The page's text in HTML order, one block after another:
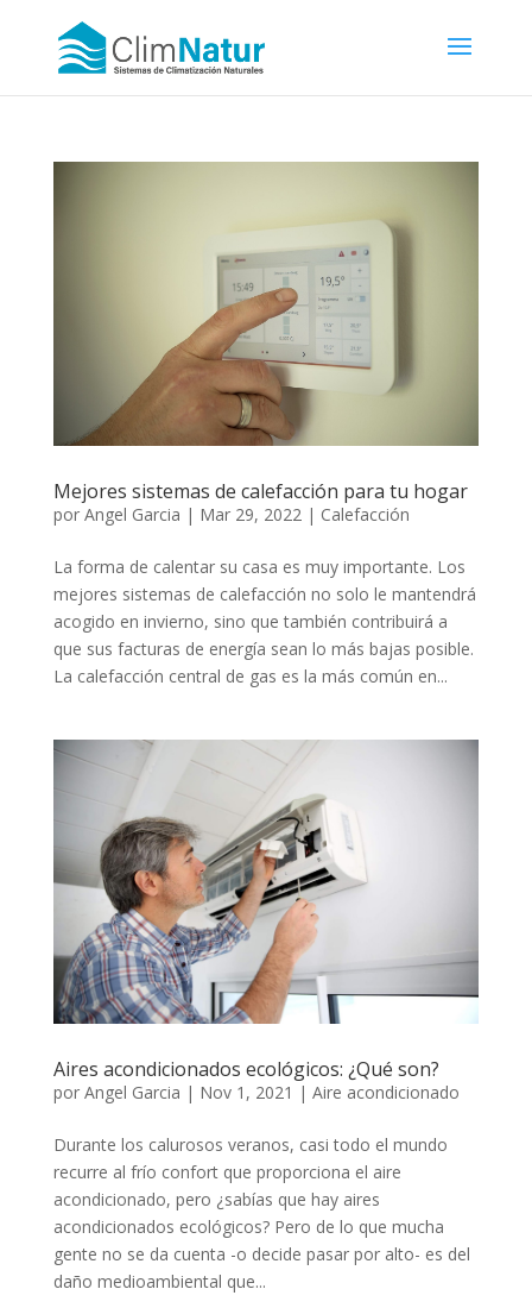
Mejores sistemas de calefacción para tu hogar
por Angel Garcia | Mar 29, 2022| Calefacción
La forma de calentar su casa es muy importante. Los
mejores sistemas de calefacción no solo le mantendrá
acogido en invierno, sino que también contribuirá a
que sus facturas de energía sean lo más bajas posible.
La calefacción central de gas es la más común en...
Aires acondicionados ecológicos: ¿Qué son?
por Angel Garcia | Nov 1, 2021 | Aire acondicionado
Durante los calurosos veranos, casi todo el mundo
recurre al frío confort que proporciona el aire
acondicionado, pero ¿sabías que hay aires
acondicionados ecológicos? Pero de lo que mucha
gente no se da cuenta -o decide pasar por alto- es del
daño medioambiental que...